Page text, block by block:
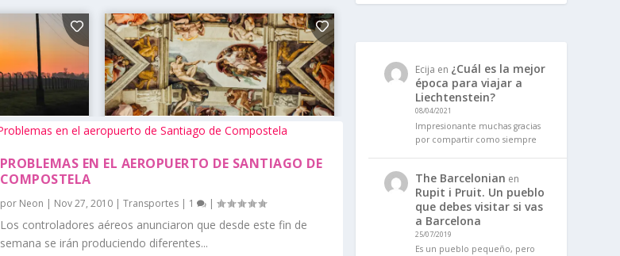
PROBLEMAS EN EL AEROPUERTO DE SANTIAGO DE
COMPOSTELA
por Neon | Nov 27, 2010| Transportes| 1 |
Los controladores aéreos anunciaron que desde este fin de
semana se irán produciendo diferentes...
Ecija en ¿Cuál es la mejor
época para viajar a
Liechtenstein?
08/04/2021
Impresionante muchas gracias
por compartir como siempre
The Barcelonian en
Rupit i Pruit. Un pueblo
que debes visitar si vas
a Barcelona
25/07/2019
Es un pueblo pequeño, pero